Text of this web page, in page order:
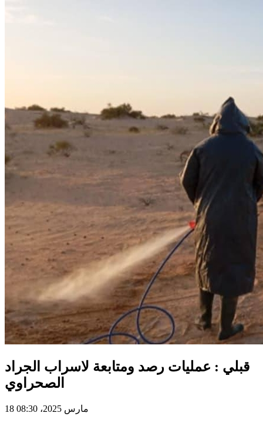
قبلي : عمليات رصد ومتابعة لاسراب الجراد
الصحراوي
18 مارس 2025، 08:30